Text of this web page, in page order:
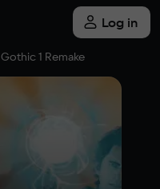
Log in
Gothic 1 Remake